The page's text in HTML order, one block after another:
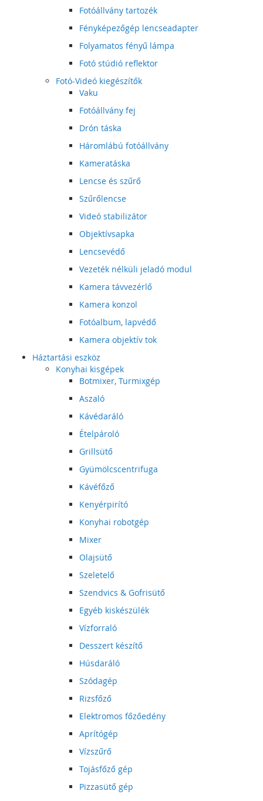
Fotóállvány tartozék
Fényképezőgép lencseadapter
Folyamatos fényű lámpa
Fotó stúdió reflektor
Fotó-Videó kiegészítők
Vaku
Fotóállvány fej
Drón táska
Háromlábú fotóállvány
Kameratáska
Lencse és szűrő
Szűrőlencse
Videó stabilizátor
Objektívsapka
Lencsevédő
Vezeték nélküli jeladó modul
Kamera távvezérlő
Kamera konzol
Fotóalbum, lapvédő
Kamera objektív tok
Háztartási eszköz
Konyhai kisgépek
Botmixer, Turmixgép
Aszaló
Kávédaráló
Ételpároló
Grillsütő
Gyümölcscentrifuga
Kávéfőző
Kenyérpirító
Konyhai robotgép
Mixer
Olajsütő
Szeletelő
Szendvics & Gofrisütő
Egyéb kiskészülék
Vízforraló
Desszert készítő
Húsdaráló
Szódagép
Rizsfőző
Elektromos főzőedény
Aprítógép
Vízszűrő
Tojásfőző gép
Pizzasütő gép